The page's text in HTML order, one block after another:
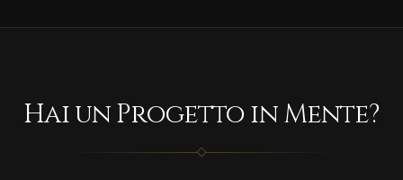
Hai un Progetto in Mente?